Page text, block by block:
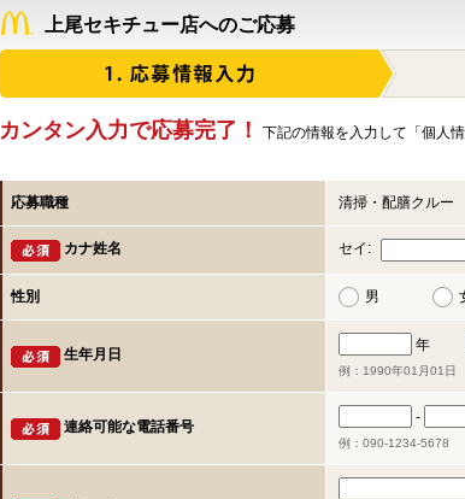
上尾セキチュー店へのご応募
カンタン入力で応募完了！ 下記の情報を入力して「個人
応募職種 清掃・配膳クルー
カナ姓名 セイ:
性別 男
生年月日
年
例：1990年01月01日
連絡可能な電話番号
-
例：090-1234-5678